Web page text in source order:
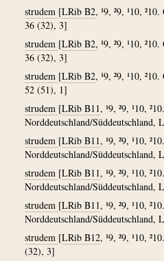
strudem [LRib B2, ¹9, ²9, ¹10,
36 (32), 3]
strudem [LRib B2, ¹9, ²9, ¹10,
36 (32), 3]
strudem [LRib B2, ¹9, ²9, ¹10,
52 (51), 1]
strudem [LRib B11, ¹9, ²9, ¹10, ²10.
Norddeutschland/
strudem [LRib B11, ¹9, ²9, ¹10, ²10.
Norddeutschland/
strudem [LRib B11, ¹9, ²9, ¹10, ²10.
Norddeutschland/
strudem [LRib B11, ¹9, ²9, ¹10, ²10.
Norddeutschland/
strudem [LRib B12, ¹9, ²9, ¹10,
(32), 3]